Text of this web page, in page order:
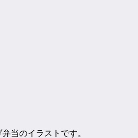
弁当のイラストです。